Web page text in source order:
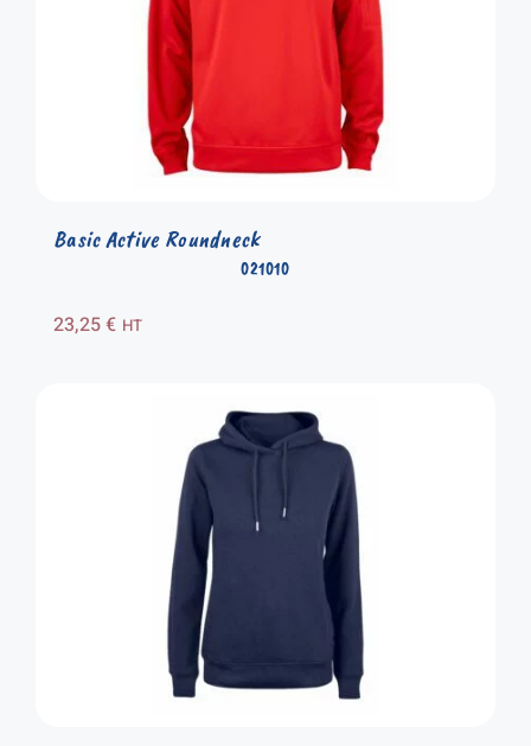
021010
Basic Active Roundneck
23,25€ HT